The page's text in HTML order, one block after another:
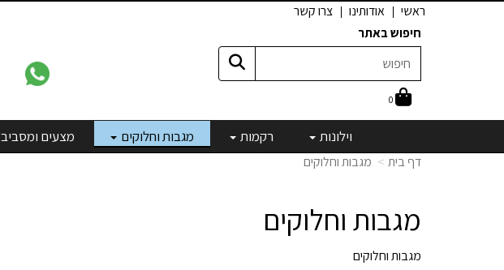
ראשי אודותינו
צרו קשר
חיפוש באתר
0
וילונות רקמות מגבות וחלוקים מצעים ומסביב
דף בית מגבות וחלוקים
מגבות וחלוקים
מגבות וחלוקים